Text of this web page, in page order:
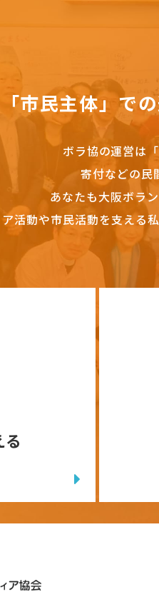
「市民主体」で
ボラ協の運営は
寄付などの民
あなたも大阪ボラ
活動や市民活動を支える